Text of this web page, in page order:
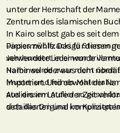
unter der Herrschaft der
Zentrum des islamischen
In Kairo selbst gab es seit dem
Papiermühle. Das für diesen
verwendete Leder wurde
Halbinsel oder aus dem
importiert. Und obwohl der
Ateliers im Laufe der Zeit
detaillierten und
Dieses zwölfzackige
Jahrhundert in einem
Name wurde zwar nicht
Muster und feinen
aus diesem Atelier so
sich das Original im